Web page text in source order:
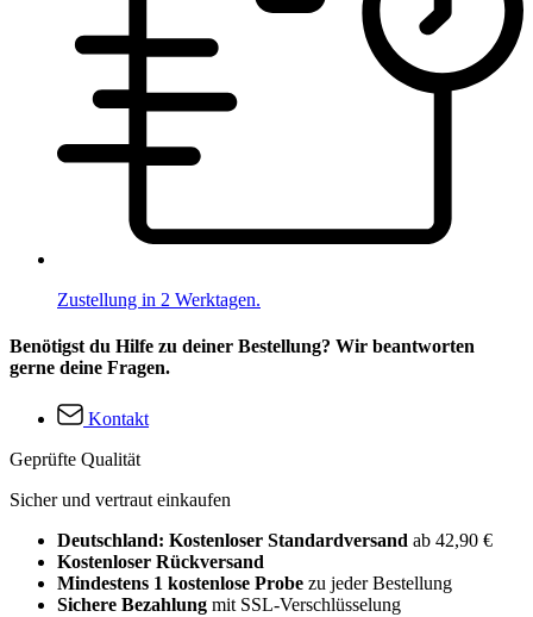
Zustellung in 2 Werktagen.
Benötigst du Hilfe zu deiner Bestellung? Wir beantworten
gerne deine Fragen.
Kontakt
Geprüfte Qualität
Sicher und vertraut einkaufen
Deutschland: Kostenloser Standardversand ab 42,90 €
Kostenloser Rückversand
Mindestens 1 kostenlose Probe zu jeder Bestellung
Sichere Bezahlung mit SSL-Verschlüsselung